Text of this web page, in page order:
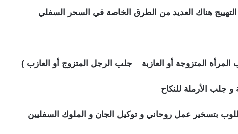
هناك العديد من الطرق الخاصة في السحر السفلي
المتزوجة أو العازبة _ جلب الرجل المتزوج أو العازب )
جلب الأرملة للنكاح
بتسخير عمل روحاني و توكيل الجان و الملوك السفليين